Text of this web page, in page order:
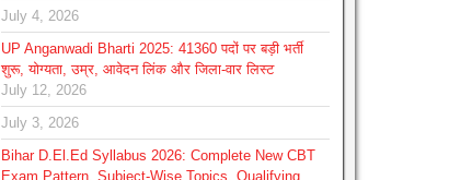
July 4, 2026
UP Anganwadi Bharti 2025: 41360 पदों पर बड़ी भर्ती
शुरू, योग्यता, उम्र, आवेदन लिंक और जिला-वार लिस्ट
July 12, 2026
July 3, 2026
Bihar D.El.Ed Syllabus 2026: Complete New CBT
Exam Pattern, Subject-Wise Topics, Qualifying